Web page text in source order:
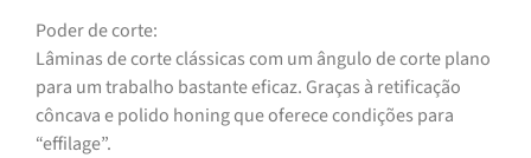
Poder de corte:
Lâminas de corte clássicas com um ângulo de corte plano
para um trabalho bastante eficaz. Graças à retificação
côncava e polido honing que oferece condições para
“effilage”.